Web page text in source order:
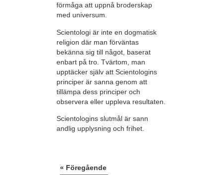
förmåga att uppnå broderskap
med universum.
Scientologi är inte en dogmatisk
religion där man förväntas
bekänna sig till något, baserat
enbart på tro. Tvärtom, man
upptäcker själv att Scientologins
principer är sanna genom att
tillämpa dess principer och
observera eller uppleva resultaten.
Scientologins slutmål är sann
andlig upplysning och frihet.
« Föregående